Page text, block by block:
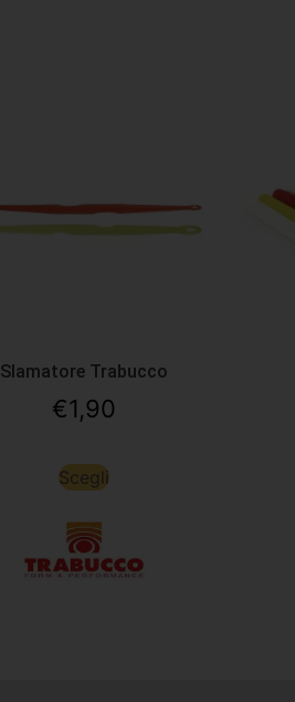
Slamatore Trabucco
€1,90
Scegli